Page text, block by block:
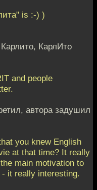
is :-) )
КарлИто
and people
автора задушил
you knew English
at that time? It really
main motivation to
it really interesting.